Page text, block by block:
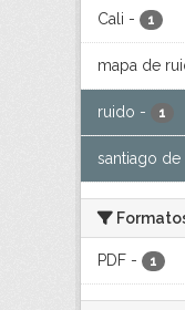
Cali - 1
mapa de
ruido - 1
santiago de
PDF - 1